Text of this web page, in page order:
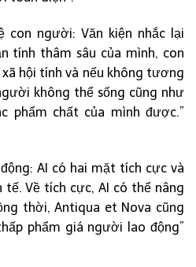
con người: Văn kiện nhắc lại
tính thâm sâu của mình, con
hội tính và nếu không tương
không thể sống cũng như
phẩm chất của mình được.”
AI có hai mặt tích cực và
Về tích cực, AI có thể nâng
thời, Antiqua et Nova cũng
phẩm giá người lao động”